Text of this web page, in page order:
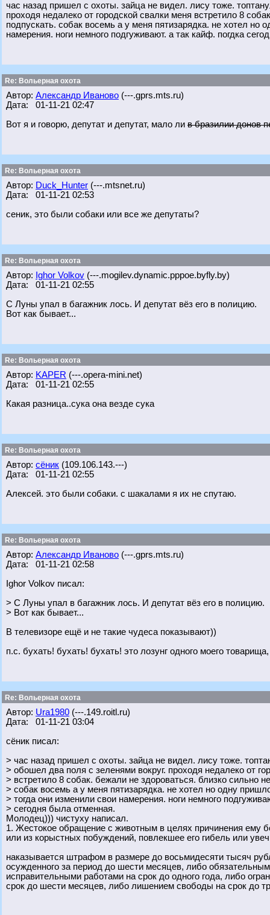
час назад пришел с охоты. зайца не видел. лису тоже.
проходя недалеко от городской свалки меня встретило 8
подпускать. собак восемь а у меня пятизарядка. не хотел но
намерения. ноги немного подгуживают. а так кайф. погдка
Re: Вольерная охота
Автор: Александр Иваново (---.gprs.mts.ru)
Дата: 01-11-21 02:47
Вот я и говорю, депутат и депутат, мало ли в бразилии донов
Re: Вольерная охота
Автор: Duck_Hunter (---.mtsnet.ru)
Дата: 01-11-21 02:53
сеник, это были собаки или все же депутаты?
Re: Вольерная охота
Автор: Ighor Volkov (---.mogilev.dynamic.pppoe.byfly.by)
Дата: 01-11-21 02:55
С Луны упал в багажник лось. И депутат вёз его в полицию.
Вот как бывает...
Re: Вольерная охота
Автор: KAPER (---.opera-mini.net)
Дата: 01-11-21 02:55
Какая разница..сука она везде сука
Re: Вольерная охота
Автор: сёник (109.106.143.---)
Дата: 01-11-21 02:55
Алексей. это были собаки. с шакалами я их не спутаю.
Re: Вольерная охота
Автор: Александр Иваново (---.gprs.mts.ru)
Дата: 01-11-21 02:58
Ighor Volkov писал:
> С Луны упал в багажник лось. И депутат вёз его в полицию.
> Вот как бывает...
В телевизоре ещё и не такие чудеса показывают))
п.с. бухать! бухать! бухать! это лозунг одного моего
Re: Вольерная охота
Автор: Ura1980 (---.149.roitl.ru)
Дата: 01-11-21 03:04
сёник писал:
> час назад пришел с охоты. зайца не видел. лису тоже.
> обошел два поля с зеленями вокруг. проходя недалеко от
> встретило 8 собак. бежали не здороваться. близко сильно
> собак восемь а у меня пятизарядка. не хотел но одну
> тогда они изменили свои намерения. ноги немного
> сегодня была отменная.
Молодец))) чистуху написал.
1. Жестокое обращение с животным в целях причинения ему
или из корыстных побуждений, повлекшее его гибель или
наказывается штрафом в размере до восьмидесяти тысяч
осужденного за период до шести месяцев, либо
исправительными работами на срок до одного года, либо
срок до шести месяцев, либо лишением свободы на срок до